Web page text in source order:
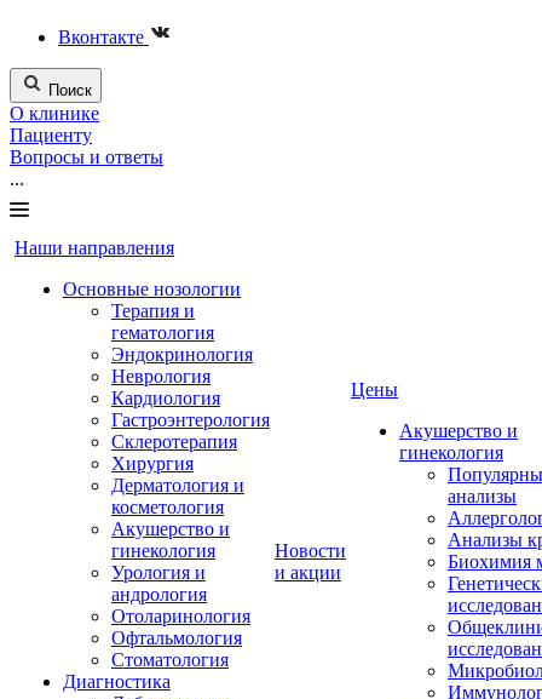
Вконтакте
Поиск
О клинике
Пациенту
Вопросы и ответы
...
Наши направления
Основные нозологии
Терапия и
гематология
Эндокринология
Неврология
Кардиология
Гастроэнтерология
Склеротерапия
Хирургия
Дерматология и
косметология
Акушерство и
гинекология
Урология и
андрология
Отоларинология
Офтальмология
Стоматология
Диагностика
Новости
и акции
Цены
Акушерство и
гинекология
анализы
Анализы
Биохимия